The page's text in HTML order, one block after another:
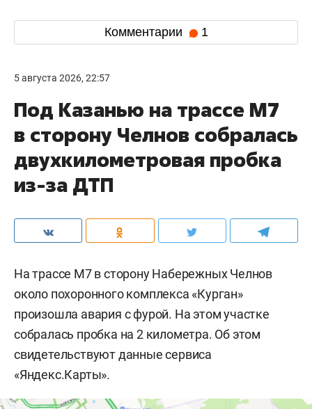
Комментарии 1
5 августа 2026, 22:57
Под Казанью на трассе М7
в сторону Челнов собралась
двухкилометровая пробка
из-за ДТП
На трассе М7 в сторону Набережных Челнов
около похоронного комплекса «Курган»
произошла авария с фурой. На этом участке
собралась пробка на 2 километра. Об этом
свидетельствуют данные сервиса
«Яндекс.Карты».